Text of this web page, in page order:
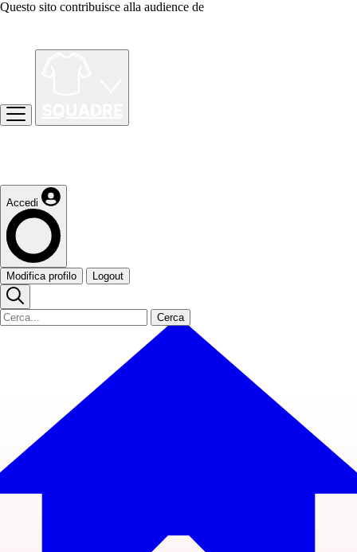
Questo sito contribuisce alla audience de
Accedi
Modifica profilo Logout
Cerca